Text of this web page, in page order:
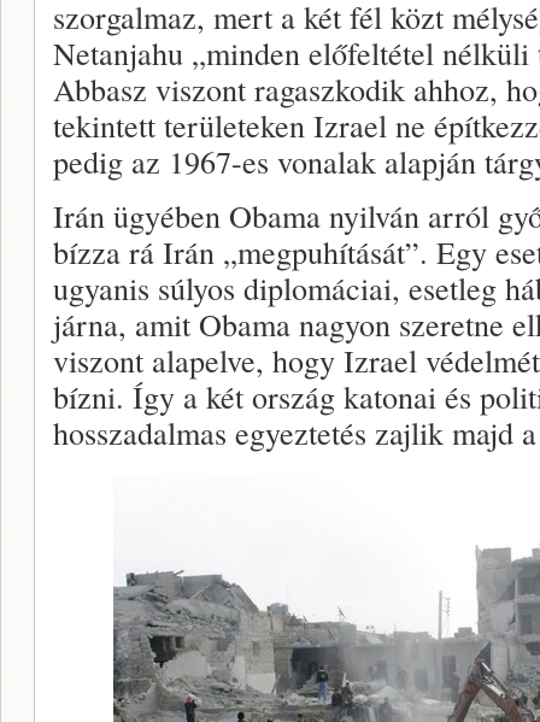
szorgalmaz, mert a két fél közt
Netanjahu „minden előfeltétel nélküli
Abbasz viszont ragaszkodik ahhoz,
tekintett területeken Izrael ne
pedig az 1967-es vonalak alapján
Irán ügyében Obama nyilván arról
bízza rá Irán „megpuhítását”. Egy
ugyanis súlyos diplomáciai, esetleg
járna, amit Obama nagyon szeretne
viszont alapelve, hogy Izrael
bízni. Így a két ország katonai és
hosszadalmas egyeztetés zajlik majd